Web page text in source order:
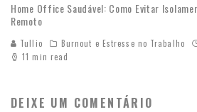
Home Office Saudável: Como Evitar
Remoto
Tullio Burnout e Estresse no Trabalho
11 min read
DEIXE UM COMENTÁRIO